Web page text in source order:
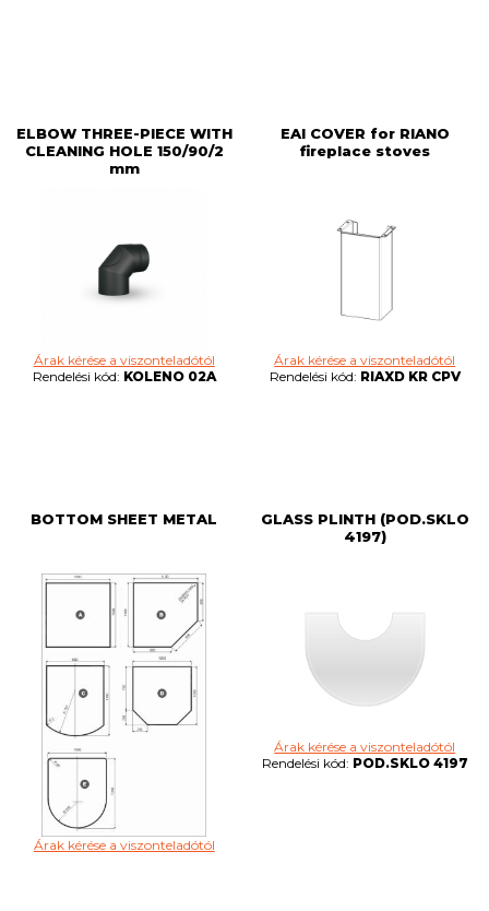
ELBOW THREE-PIECE WITH
CLEANING HOLE 150/90/2
mm
Árak kérése a viszonteladótól
Rendelési kód: KOLENO 02A
EAI COVER for RIANO
fireplace stoves
Árak kérése a viszonteladótól
Rendelési kód: RIAXD KR CPV
BOTTOM SHEET METAL
Árak kérése a viszonteladótól
GLASS PLINTH (POD.SKLO
4197)
Árak kérése a viszonteladótól
Rendelési kód: POD.SKLO 4197